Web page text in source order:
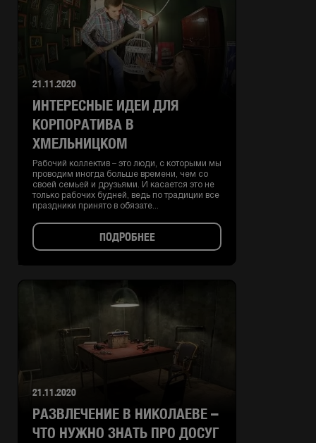
ИНТЕРЕСНЫЕ ИДЕИ ДЛЯ
КОРПОРАТИВА В
ХМЕЛЬНИЦКОМ
Рабочий коллектив – это люди, с которыми мы
проводим иногда больше времени, чем со
своей семьей и друзьями. И касается это не
только рабочих будней, ведь по традиции все
праздники принято в обязате...
21.11.2020
ПОДРОБНЕЕ
РАЗВЛЕЧЕНИЕ В НИКОЛАЕВЕ –
ЧТО НУЖНО ЗНАТЬ ПРО ДОСУГ
21.11.2020